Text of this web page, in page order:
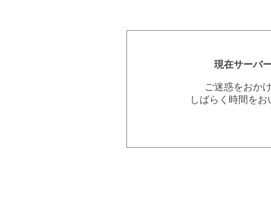
現在サーバ
ご迷惑をおか
しばらく時間を